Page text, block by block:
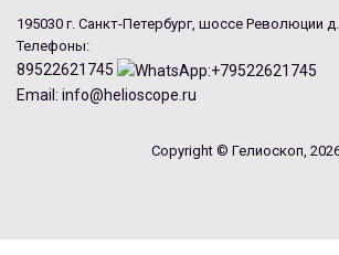
195030 г. Санкт-Петербург, шоссе Революции
Телефоны:
89522621745
Email: info@helioscope.ru
Copyright © Гелиоскоп,